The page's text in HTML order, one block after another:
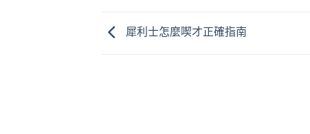
犀利士怎麼喫才正確指南